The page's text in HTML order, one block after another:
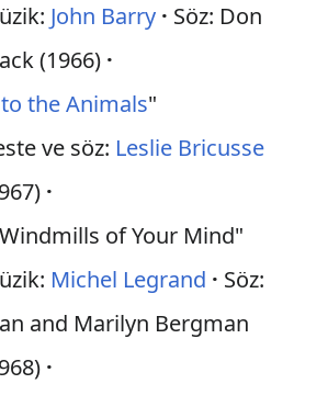
John Barry
Söz: Don
(1966)
the Animals"
ve söz: Leslie Bricusse
of Your Mind"
Michel Legrand
Söz:
and Marilyn Bergman